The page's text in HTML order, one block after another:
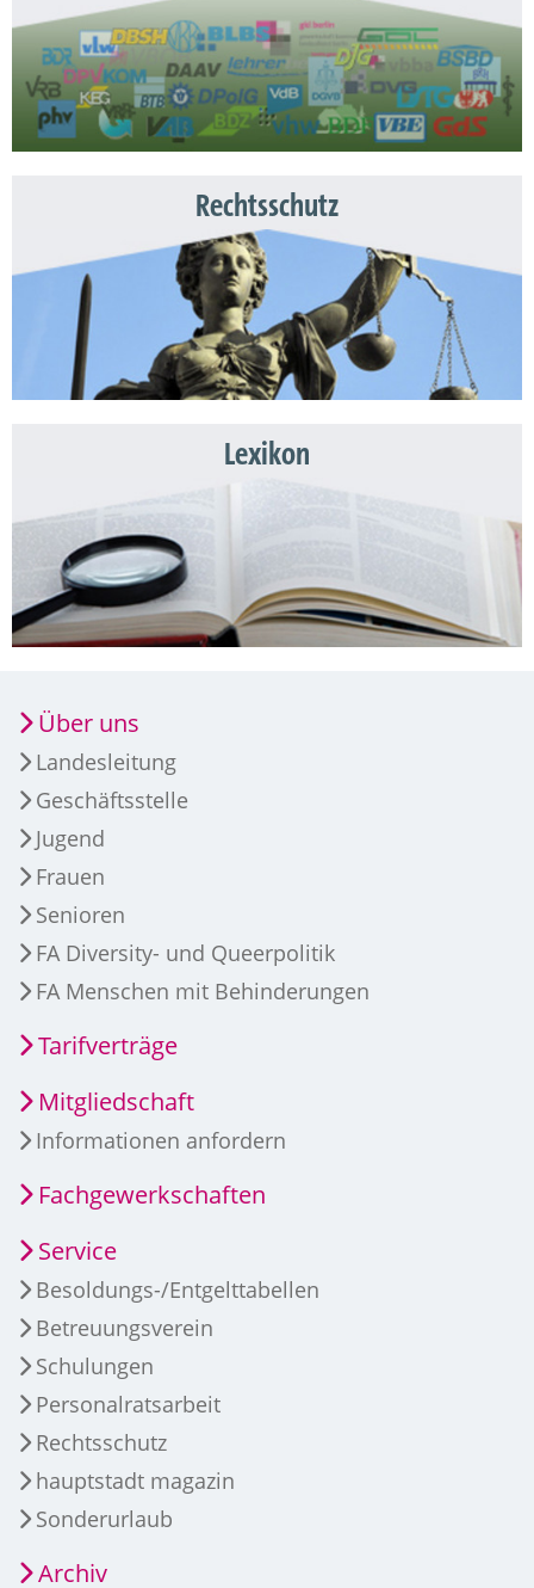
Rechtsschutz
Lexikon
Über uns
Landesleitung
Geschäftsstelle
Jugend
Frauen
Senioren
FA Diversity- und Queerpolitik
FA Menschen mit Behinderungen
Tarifverträge
Mitgliedschaft
Informationen anfordern
Fachgewerkschaften
Service
Besoldungs-/Entgelttabellen
Betreuungsverein
Schulungen
Personalratsarbeit
Rechtsschutz
hauptstadt magazin
Sonderurlaub
Archiv